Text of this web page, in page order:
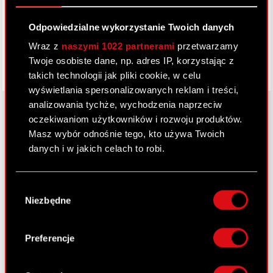
Odpowiedzialne wykorzystanie Twoich danych
Wraz z naszymi 1022 partnerami przetwarzamy
Twoje osobiste dane, np. adres IP, korzystając z
takich technologii jak pliki cookie, w celu
wyświetlania spersonalizowanych reklam i treści,
analizowania tychże, wychodzenia naprzeciw
oczekiwaniom użytkowników i rozwoju produktów.
Masz wybór odnośnie tego, kto używa Twoich
danych i w jakich celach to robi.
lokalizacji geograficznej z dokładnością nawet
Identyfikować Twoje urządzenie, aktywnie
analizując charakteryzującego je zbiory
zgody
Niezbędne
Preferencje
O CD PROJEKT
Zrównoważony rozwój